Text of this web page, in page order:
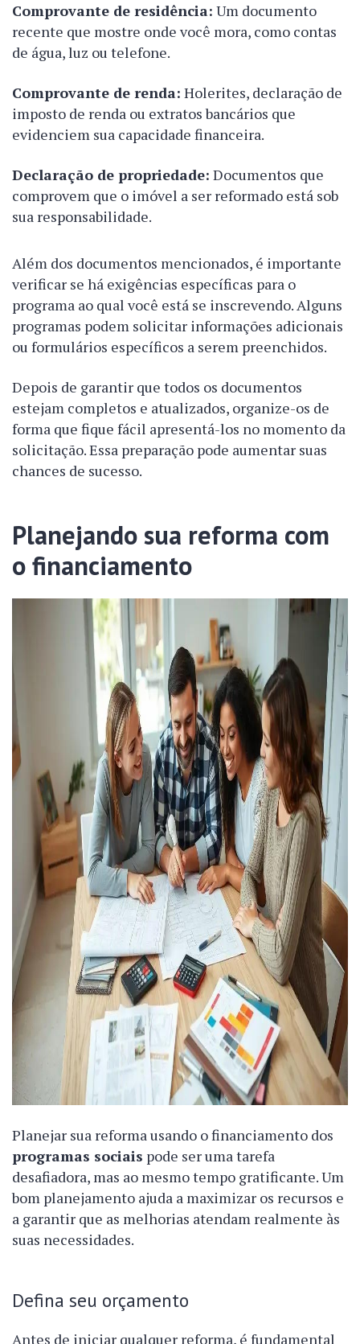
Comprovante de residência: Um documento
recente que mostre onde você mora, como contas
de água, luz ou telefone.
Comprovante de renda: Holerites, declaração de
imposto de renda ou extratos bancários que
evidenciem sua capacidade financeira.
Declaração de propriedade: Documentos que
comprovem que o imóvel a ser reformado está sob
sua responsabilidade.
Além dos documentos mencionados, é importante
verificar se há exigências específicas para o
programa ao qual você está se inscrevendo. Alguns
programas podem solicitar informações adicionais
ou formulários específicos a serem preenchidos.
Depois de garantir que todos os documentos
estejam completos e atualizados, organize-os de
forma que fique fácil apresentá-los no momento da
solicitação. Essa preparação pode aumentar suas
chances de sucesso.
Planejando sua reforma com
o financiamento
Planejar sua reforma usando o financiamento dos
programas sociais pode ser uma tarefa
desafiadora, mas ao mesmo tempo gratificante. Um
bom planejamento ajuda a maximizar os recursos e
a garantir que as melhorias atendam realmente às
suas necessidades.
Defina seu orçamento
Antes de iniciar qualquer reforma, é fundamental